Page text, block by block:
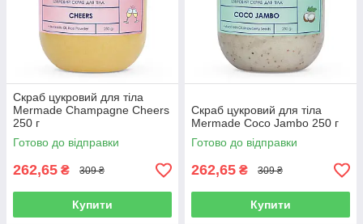
Скраб цукровий для тіла
Mermade Champagne Cheers
250 г
Готово до відправки
262,65 ₴ 309 ₴
Купити
Скраб цукровий для тіла
Mermade Coco Jambo 250 г
Готово до відправки
262,65 ₴ 309 ₴
Купити